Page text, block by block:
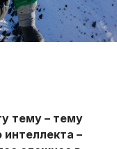
тему – тему
интеллекта –